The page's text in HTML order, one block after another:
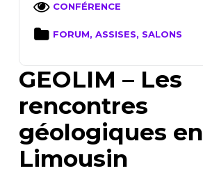
CONFÉRENCE
FORUM, ASSISES, SALONS
GEOLIM – Les
rencontres
géologiques en
Limousin